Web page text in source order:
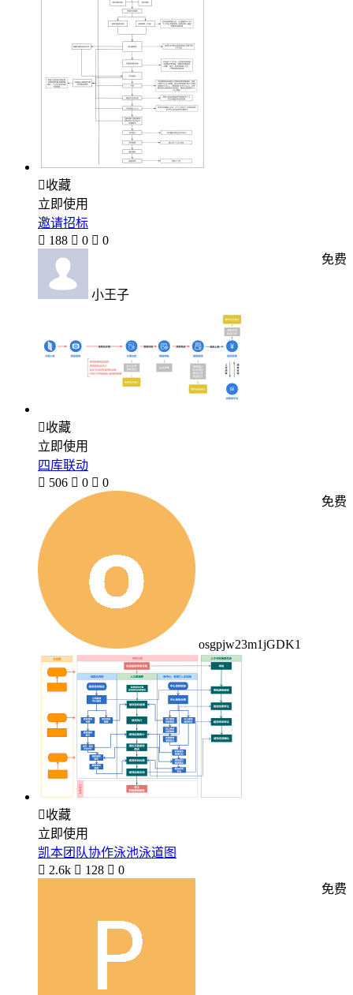
收藏
立即使用
邀请招标
 188  0  0
小王子
免费
收藏
立即使用
四库联动
 506  0  0
osgpjw23m1jGDK1
免费
收藏
立即使用
凯本团队协作泳池泳道图
 2.6k  128  0
免费